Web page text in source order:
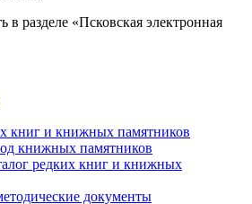
разделе «Псковская электронная
книг и книжных памятников
книжных памятников
редких книг и книжных
документы